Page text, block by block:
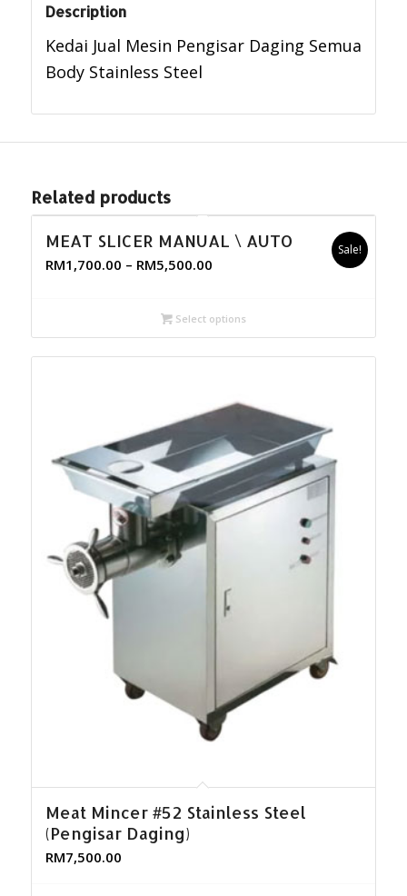
Description
Kedai Jual Mesin Pengisar Daging Semua
Body Stainless Steel
Related products
MEAT SLICER MANUAL \ AUTO
RM1,700.00 – RM5,500.00
Sale!
Select options
Meat Mincer #52 Stainless Steel
(Pengisar Daging)
RM7,500.00